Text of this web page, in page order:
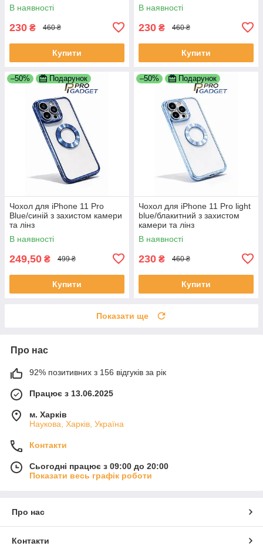
В наявності
230 ₴ 460 ₴
Купити
В наявності
230 ₴ 460 ₴
Купити
–50% Подарунок
Чохол для iPhone 11 Pro
Blue/синій з захистом камери
та лінз
В наявності
249,50 ₴ 499 ₴
Купити
–50% Подарунок
Чохол для iPhone 11 Pro light
blue/блакитний з захистом
камери та лінз
В наявності
230 ₴ 460 ₴
Купити
Показати ще
Про нас
92% позитивних з 156 відгуків за рік
Працює з 13.06.2025
м. Харків
Наукова, Харків, Україна
Контакти
Сьогодні працює з 09:00 до 20:00
Показати весь графік роботи
Про нас
Контакти